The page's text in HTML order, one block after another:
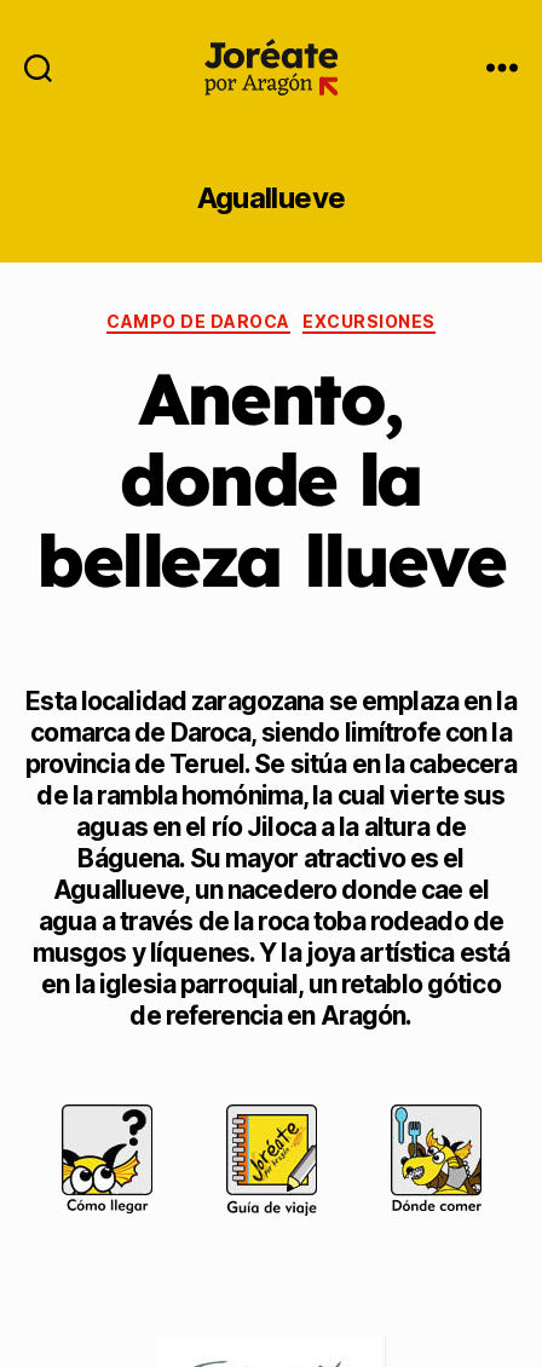
Aguallueve
CAMPO DE DAROCA EXCURSIONES
Anento,
donde la
belleza llueve
Esta localidad zaragozana se emplaza en la
comarca de Daroca, siendo limítrofe con la
provincia de Teruel. Se sitúa en la cabecera
de la rambla homónima, la cual vierte sus
aguas en el río Jiloca a la altura de
Báguena. Su mayor atractivo es el
Aguallueve, un nacedero donde cae el
agua a través de la roca toba rodeado de
musgos y líquenes. Y la joya artística está
en la iglesia parroquial, un retablo gótico
de referencia en Aragón.